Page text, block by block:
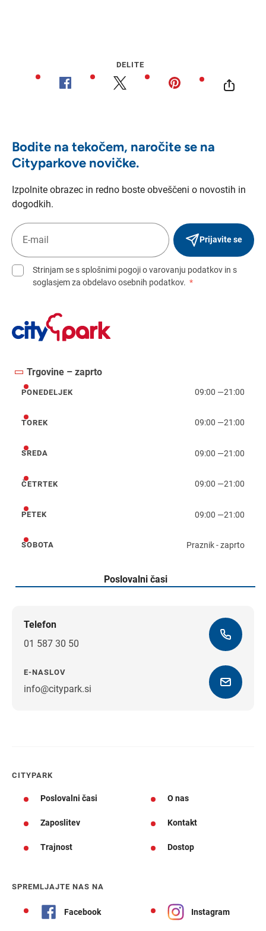
DELITE
Bodite na tekočem, naročite se na
Cityparkove novičke.
Izpolnite obrazec in redno boste obveščeni o novostih in
dogodkih.
Prijavite se
Strinjam se s splošnimi pogoji o varovanju podatkov in s
soglasjem za obdelavo osebnih podatkov. *
Trgovine – zaprto
ponedeljek
PONEDELJEK 09:00 —21:00
torek
TOREK 09:00 —21:00
sreda
SREDA 09:00 —21:00
četrtek
ČETRTEK 09:00 —21:00
petek
PETEK 09:00 —21:00
sobota
SOBOTA Praznik - zaprto
Poslovalni časi
Telefon
01 587 30 50
E-NASLOV
info@citypark.si
CITYPARK
Poslovalni časi O nas
Zaposlitev Kontakt
Trajnost Dostop
SPREMLJAJTE NAS NA
Facebook Instagram